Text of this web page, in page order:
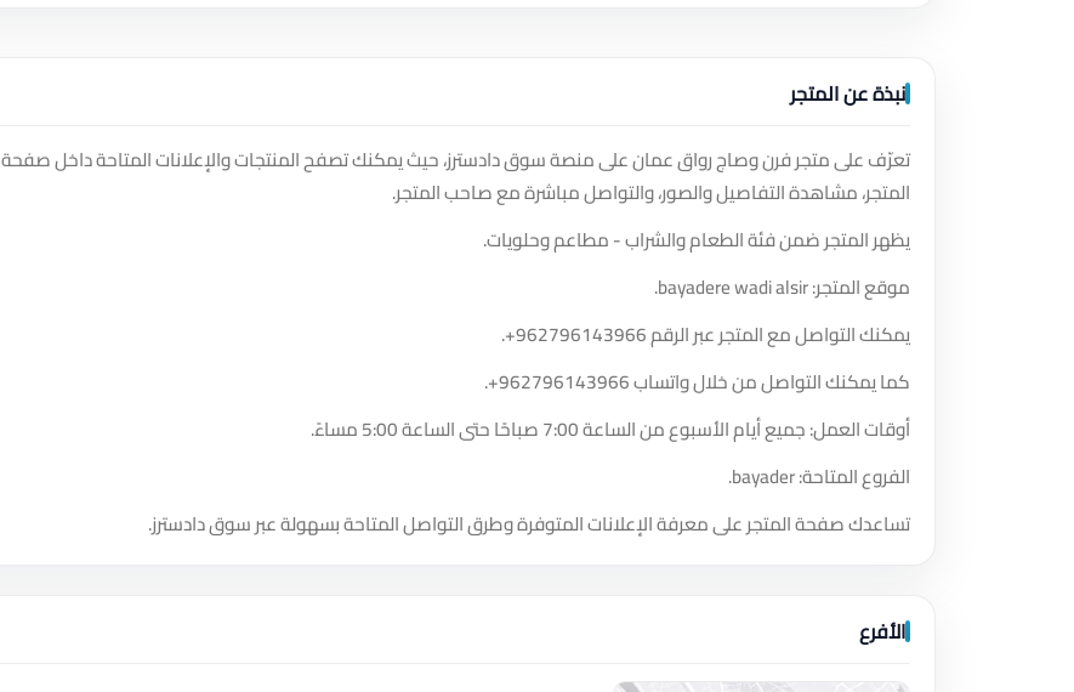
نبذة عن المتجر
تعرّف على متجر فرن وصاج رواق عمان على منصة سوق دادسترز، حيث يمكنك تصفح المنتجات والإعلانات المتاحة داخل صفحة
المتجر، مشاهدة التفاصيل والصور، والتواصل مباشرة مع صاحب المتجر.
يظهر المتجر ضمن فئة الطعام والشراب - مطاعم وحلويات.
موقع المتجر: bayadere wadi alsir.
يمكنك التواصل مع المتجر عبر الرقم+962796143966
.
كما يمكنك التواصل من خلال واتساب+962796143966
.
أوقات العمل: جميع أيام الأسبوع من الساعة 7:00 صباحًا حتى الساعة 5:00 مساءً.
الفروع المتاحة: bayader.
تساعدك صفحة المتجر على معرفة الإعلانات المتوفرة وطرق التواصل المتاحة بسهولة عبر سوق دادسترز.
الأفرع